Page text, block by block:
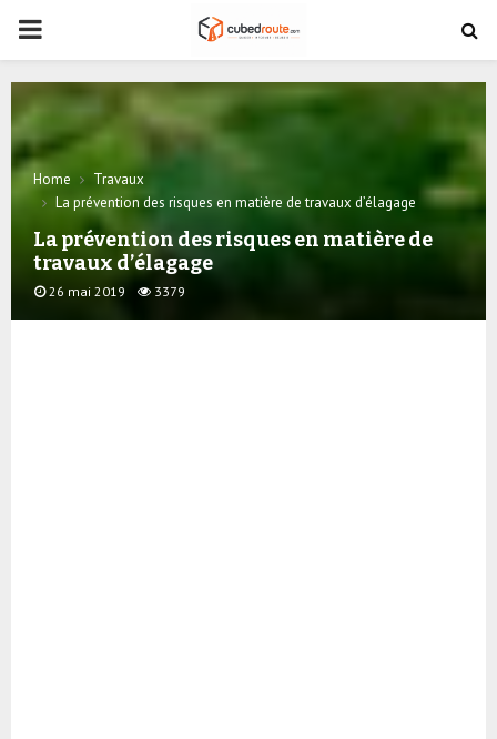
PRIMARY
MENU
Home
Travaux
La prévention des risques en matière de travaux d’élagage
La prévention des risques en matière de
travaux d’élagage
26 mai 2019 3379